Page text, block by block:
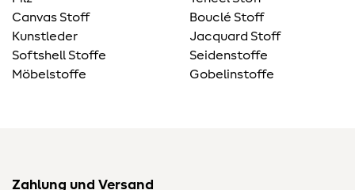
Canvas Stoff
Kunstleder
Softshell Stoffe
Möbelstoffe
Bouclé Stoff
Jacquard Stoff
Seidenstoffe
Gobelinstoffe
Zahlung und Versand